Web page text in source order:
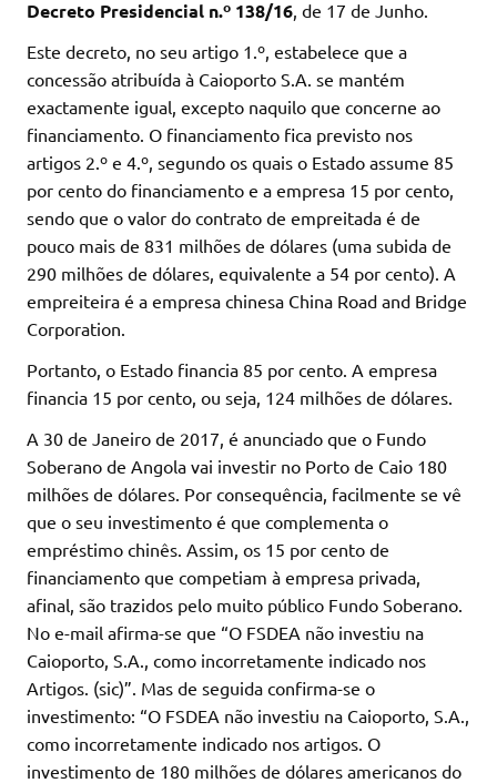
Decreto Presidencial n.º 138/16 , de 17 de Junho.
Este decreto, no seu artigo 1.º, estabelece que a
concessão atribuída à Caioporto S.A. se mantém
exactamente igual, excepto naquilo que concerne ao
financiamento. O financiamento fica previsto nos
artigos 2.º e 4.º, segundo os quais o Estado assume 85
por cento do financiamento e a empresa 15 por cento,
sendo que o valor do contrato de empreitada é de
pouco mais de 831 milhões de dólares (uma subida de
290 milhões de dólares, equivalente a 54 por cento). A
empreiteira é a empresa chinesa China Road and Bridge
Corporation.
Portanto, o Estado financia 85 por cento. A empresa
financia 15 por cento, ou seja, 124 milhões de dólares.
A 30 de Janeiro de 2017, é anunciado que o Fundo
Soberano de Angola vai investir no Porto de Caio 180
milhões de dólares. Por consequência, facilmente se vê
que o seu investimento é que complementa o
empréstimo chinês. Assim, os 15 por cento de
financiamento que competiam à empresa privada,
afinal, são trazidos pelo muito público Fundo Soberano.
No e-mail afirma-se que “O FSDEA não investiu na
Caioporto, S.A., como incorretamente indicado nos
Artigos. (sic)”. Mas de seguida confirma-se o
investimento: “O FSDEA não investiu na Caioporto, S.A.,
como incorretamente indicado nos artigos. O
investimento de 180 milhões de dólares americanos do